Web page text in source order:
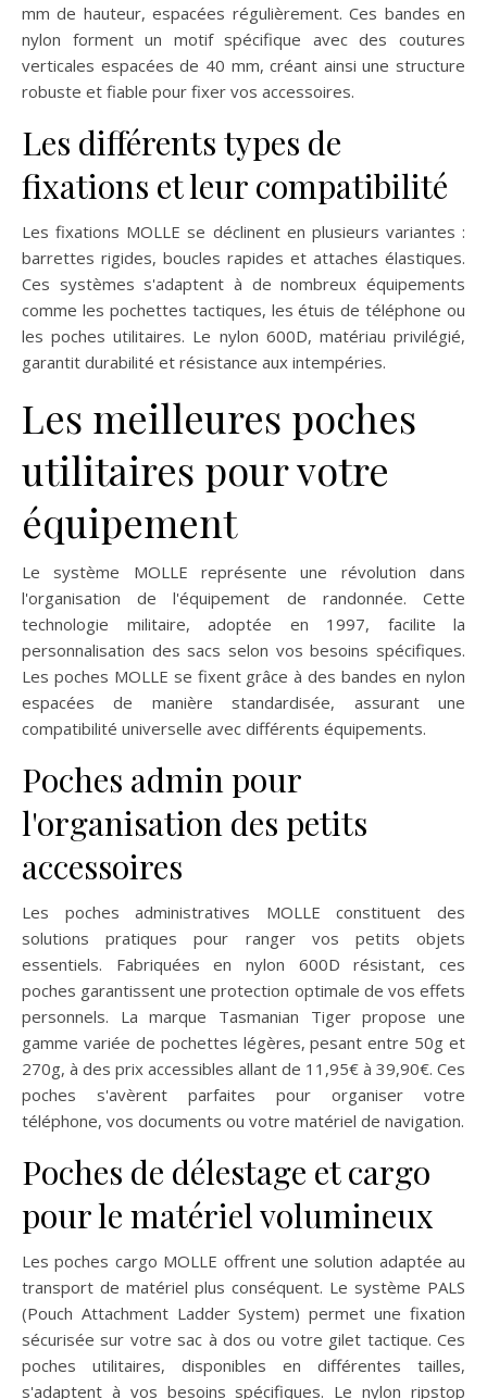
mm de hauteur, espacées régulièrement. Ces bandes en
nylon forment un motif spécifique avec des coutures
verticales espacées de 40 mm, créant ainsi une structure
robuste et fiable pour fixer vos accessoires.
Les différents types de
fixations et leur compatibilité
Les fixations MOLLE se déclinent en plusieurs variantes :
barrettes rigides, boucles rapides et attaches élastiques.
Ces systèmes s'adaptent à de nombreux équipements
comme les pochettes tactiques, les étuis de téléphone ou
les poches utilitaires. Le nylon 600D, matériau privilégié,
garantit durabilité et résistance aux intempéries.
Les meilleures poches
utilitaires pour votre
équipement
Le système MOLLE représente une révolution dans
l'organisation de l'équipement de randonnée. Cette
technologie militaire, adoptée en 1997, facilite la
personnalisation des sacs selon vos besoins spécifiques.
Les poches MOLLE se fixent grâce à des bandes en nylon
espacées de manière standardisée, assurant une
compatibilité universelle avec différents équipements.
Poches admin pour
l'organisation des petits
accessoires
Les poches administratives MOLLE constituent des
solutions pratiques pour ranger vos petits objets
essentiels. Fabriquées en nylon 600D résistant, ces
poches garantissent une protection optimale de vos effets
personnels. La marque Tasmanian Tiger propose une
gamme variée de pochettes légères, pesant entre 50g et
270g, à des prix accessibles allant de 11,95€ à 39,90€. Ces
poches s'avèrent parfaites pour organiser votre
téléphone, vos documents ou votre matériel de navigation.
Poches de délestage et cargo
pour le matériel volumineux
Les poches cargo MOLLE offrent une solution adaptée au
transport de matériel plus conséquent. Le système PALS
(Pouch Attachment Ladder System) permet une fixation
sécurisée sur votre sac à dos ou votre gilet tactique. Ces
poches utilitaires, disponibles en différentes tailles,
s'adaptent à vos besoins spécifiques. Le nylon ripstop